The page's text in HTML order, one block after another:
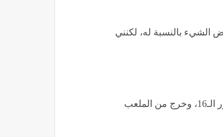
الشيء بالنسبة له، لكنني
وتعرض إسماعيل صيباري لإصابة قوية خلال مباراة المغرب وكندا في دور الـ16، وخرج من الملعب